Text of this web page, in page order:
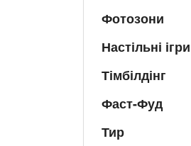
Фотозони
Настільні ігри
Тімбілдінг
Фаст-Фуд
Тир